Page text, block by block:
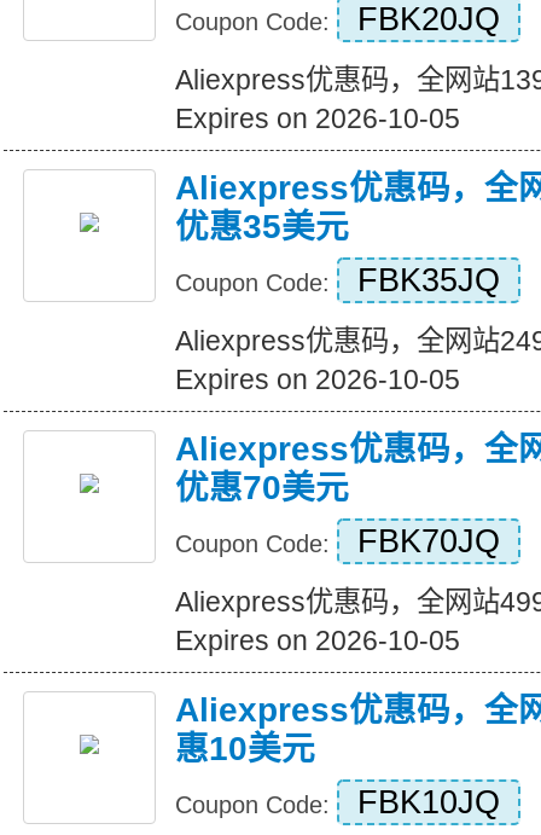
Coupon Code: FBK20JQ
Aliexpress优惠码，全网站
Expires on 2026-10-05
Aliexpress优惠码，全
优惠35美元
Coupon Code: FBK35JQ
Aliexpress优惠码，全网站
Expires on 2026-10-05
Aliexpress优惠码，全
优惠70美元
Coupon Code: FBK70JQ
Aliexpress优惠码，全网站
Expires on 2026-10-05
Aliexpress优惠码，全
惠10美元
Coupon Code: FBK10JQ